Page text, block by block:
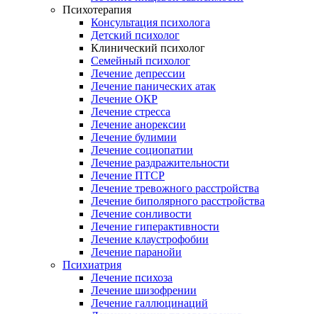
Психотерапия
Консультация психолога
Детский психолог
Клинический психолог
Семейный психолог
Лечение депрессии
Лечение панических атак
Лечение ОКР
Лечение стресса
Лечение анорексии
Лечение булимии
Лечение социопатии
Лечение раздражительности
Лечение ПТСР
Лечение тревожного расстройства
Лечение биполярного расстройства
Лечение сонливости
Лечение гиперактивности
Лечение клаустрофобии
Лечение паранойи
Психиатрия
Лечение психоза
Лечение шизофрении
Лечение галлюцинаций